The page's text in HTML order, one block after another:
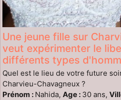
Une jeune fille sur
veut expérimenter le
différents types
Quel est le lieu de votre future
Charvieu-Chavagneux ?
Prénom : Nahida, Age : 30 ans,